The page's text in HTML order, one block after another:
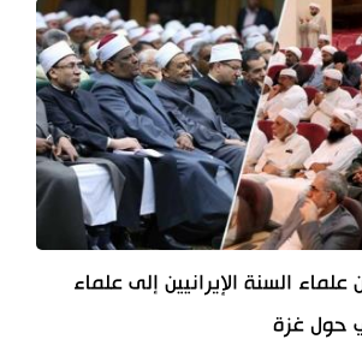
علماء السنة الإيرانيين إلى علماء
حول غزة